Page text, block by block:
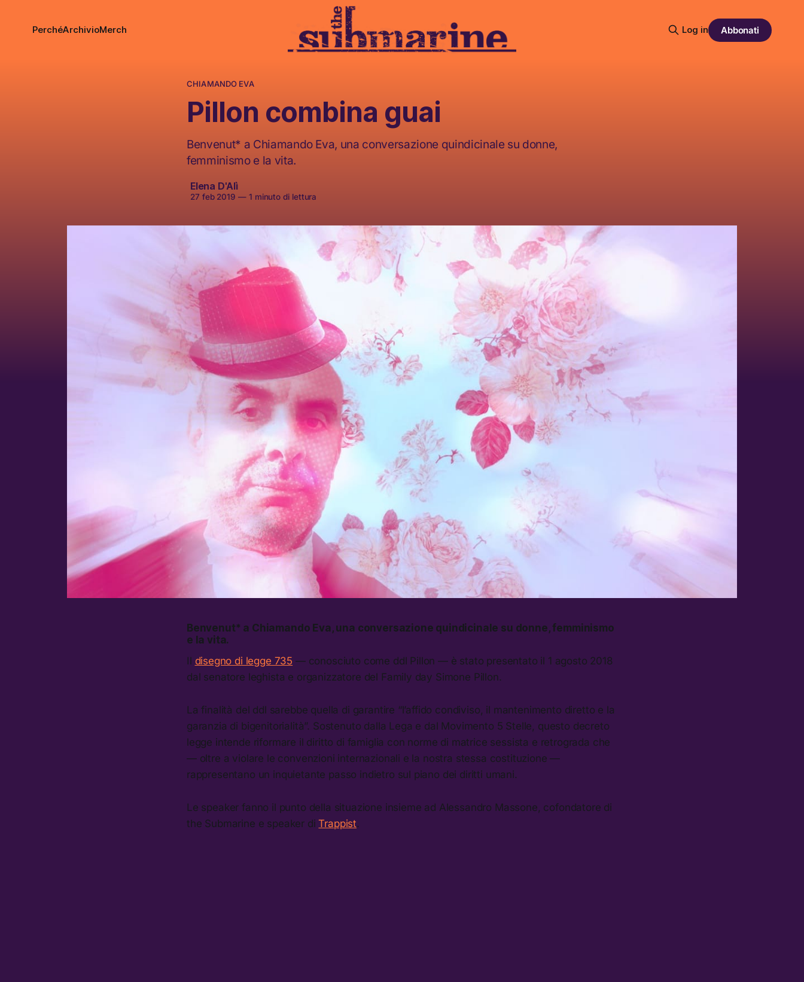
PerchéArchivioMerch Log in Abbonati
CHIAMANDO EVA
Pillon combina guai
Benvenut* a Chiamando Eva, una conversazione quindicinale su donne,
femminismo e la vita.
Elena D'Alì
27 feb 2019 —1 minuto di lettura
Benvenut* a Chiamando Eva, una conversazione quindicinale su donne, femminismo
e la vita.
Il disegno di legge 735 — conosciuto come ddl Pillon — è stato presentato il 1 agosto 2018
dal senatore leghista e organizzatore del Family day Simone Pillon.
La finalità del ddl sarebbe quella di garantire “l’affido condiviso, il mantenimento diretto e la
garanzia di bigenitorialità”. Sostenuto dalla Lega e dal Movimento 5 Stelle, questo decreto
legge intende riformare il diritto di famiglia con norme di matrice sessista e retrograda che
— oltre a violare le convenzioni internazionali e la nostra stessa costituzione —
rappresentano un inquietante passo indietro sul piano dei diritti umani.
Le speaker fanno il punto della situazione insieme ad Alessandro Massone, cofondatore di
the Submarine e speaker diTrappist.